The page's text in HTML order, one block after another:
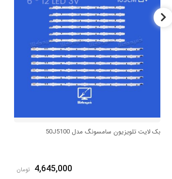
بک لایت تلویزیون سامسونگ مدل 50J5100
4,645,000 تومان